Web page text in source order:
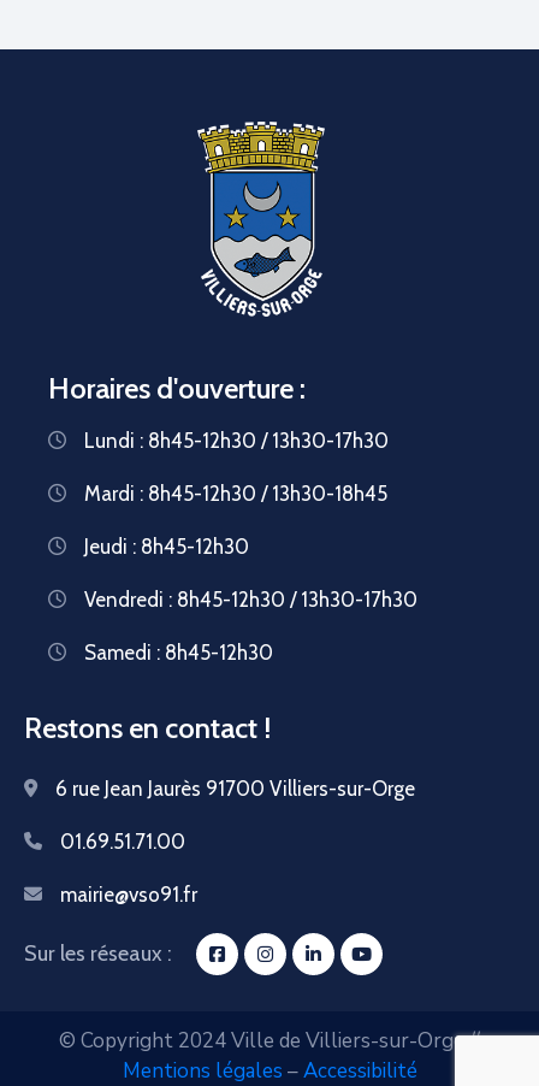
Horaires d'ouverture :
Lundi : 8h45-12h30 / 13h30-17h30
Mardi : 8h45-12h30 / 13h30-18h45
Jeudi : 8h45-12h30
Vendredi : 8h45-12h30 / 13h30-17h30
Samedi : 8h45-12h30
Restons en contact !
6 rue Jean Jaurès 91700 Villiers-sur-Orge
01.69.51.71.00
mairie@vso91.fr
Sur les réseaux :
© Copyright 2024 Ville de Villiers-sur-Orge //
Mentions légales –Accessibilité